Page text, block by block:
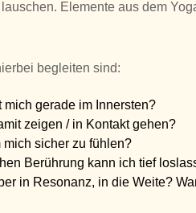
Elemente aus dem
begleiten sind:
mich gerade im Innersten?
zeigen / in Kontakt gehen?
mich sicher zu fühlen?
Berührung kann ich tief
in Resonanz, in die Weite?